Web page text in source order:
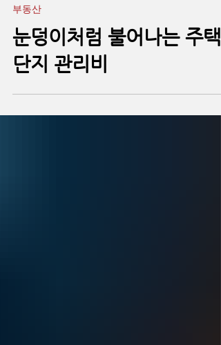
김선영 기자
부동산
눈덩이처럼 불어나는 주택
단지 관리비